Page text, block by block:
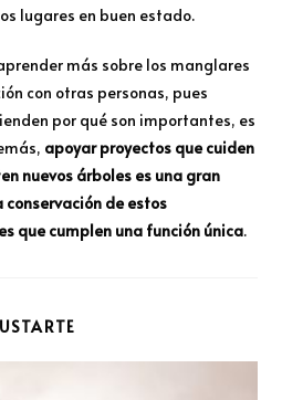
lugares en buen estado.
más sobre los manglares
con otras personas, pues
por qué son importantes, es
apoyar proyectos que cuiden
nuevos árboles es una gran
de estos
que cumplen una función única.